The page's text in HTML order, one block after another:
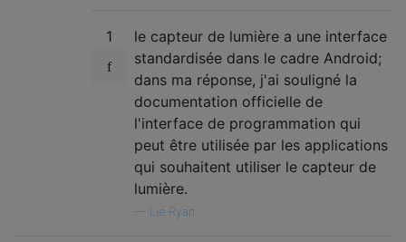
1
le capteur de lumière a une interface
standardisée dans le cadre Android;
dans ma réponse, j'ai souligné la
documentation officielle de
l'interface de programmation qui
peut être utilisée par les applications
qui souhaitent utiliser le capteur de
lumière.
Lie Ryan